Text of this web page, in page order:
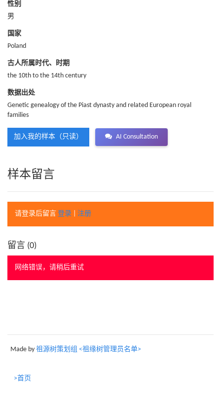
性别
男
国家
Poland
古人所属时代、时期
the 10th to the 14th century
数据出处
Genetic genealogy of the Piast dynasty and related European royal
families
加入我的样本（只读） AI Consultation
样本留言
请登录后留言 登录 注册
留言 (0)
网络错误，请稍后重试
Made by 祖源树策划组 <祖缘树管理员名单>
>首页